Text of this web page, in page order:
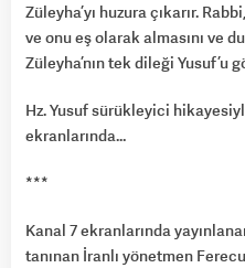
Züleyha’yı huzura çıkarır.
ve onu eş olarak almasını ve
Züleyha’nın tek dileği Yusuf’u
Hz. Yusuf sürükleyici
ekranlarında…
***
Kanal 7 ekranlarında
tanınan İranlı yönetmen